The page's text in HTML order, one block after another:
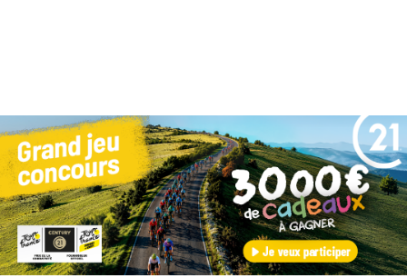
Besoin d'une estimation
gratuitepour votre bien ?
Prendre rendez-vous avec un professionnel